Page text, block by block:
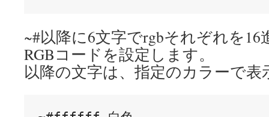
~#以降に6文字でrgbそれぞれを
RGBコードを設定します。
以降の文字は、指定のカラーで表